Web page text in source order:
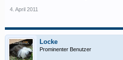
4. April 2011
Locke
Prominenter Benutzer